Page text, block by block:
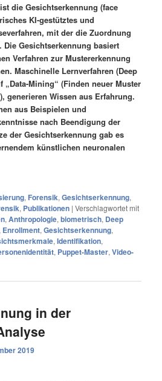
die Gesichtserkennung (face
KI-gestütztes und
mit der die Zuordnung
Gesichtserkennung basiert
Verfahren zur Mustererkennung
Maschinelle Lernverfahren (Deep
„Data-Mining“ (Finden neuer Muster
generieren Wissen aus Erfahrung.
aus Beispielen und
nach Beendigung der
der Gesichtserkennung gab es
künstlichen neuronalen
, Forensik,Gesichtserkennung,
, Publikationen |Verschlagwortet mit
,Anthropologie,biometrisch, Deep
Enrollment,Gesichtserkennung,
,Identifikation,
, Puppet-Master,Video-
in der
2019